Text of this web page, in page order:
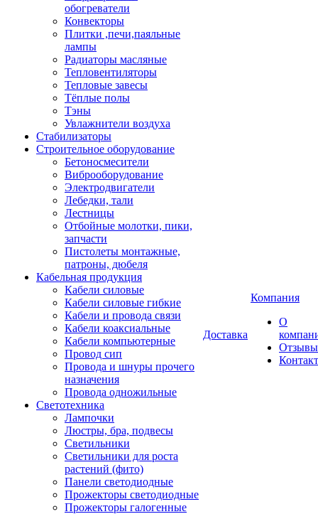
обогреватели
Конвекторы
Плитки ,печи,паяльные
лампы
Радиаторы масляные
Тепловентиляторы
Тепловые завесы
Тёплые полы
Тэны
Увлажнители воздуха
Стабилизаторы
Строительное оборудование
Бетоносмесители
Виброоборудование
Электродвигатели
Лебедки, тали
Лестницы
Отбойные молотки, пики,
запчасти
Пистолеты монтажные,
патроны, дюбеля
Кабельная продукция
Кабели силовые
Кабели силовые гибкие
Кабели и провода связи
Кабели коаксиальные
Кабели компьютерные
Провод сип
Провода и шнуры прочего
назначения
Провода одножильные
Светотехника
Лампочки
Люстры, бра, подвесы
Светильники
Светильники для роста
растений (фито)
Панели светодиодные
Прожекторы светодиодные
Прожекторы галогенные
Доставка
Компания
О
Отзывы